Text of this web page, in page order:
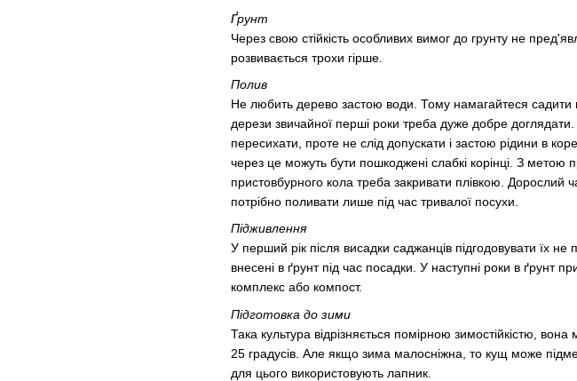
Ґрунт
Через свою стійкість особливих вимог до грунту не
розвивається трохи гірше.
Полив
Не любить дерево ​​застою води. Тому намагайтеся
дерези звичайної перші роки треба дуже добре
пересихати, проте не слід допускати і застою рідини в
через це можуть бути пошкоджені слабкі корінці. З метою
пристовбурного кола треба закривати плівкою. Дорослий
потрібно поливати лише під час тривалої посухи.
Підживлення
У перший рік після висадки саджанців підгодовувати їх
внесені в ґрунт під час посадки. У наступні роки в ґрунт
комплекс або компост.
Підготовка до зими
Така культура відрізняється помірною зимостійкістю,
25 градусів. Але якщо зима малосніжна, то кущ може
для цього використовують лапник.